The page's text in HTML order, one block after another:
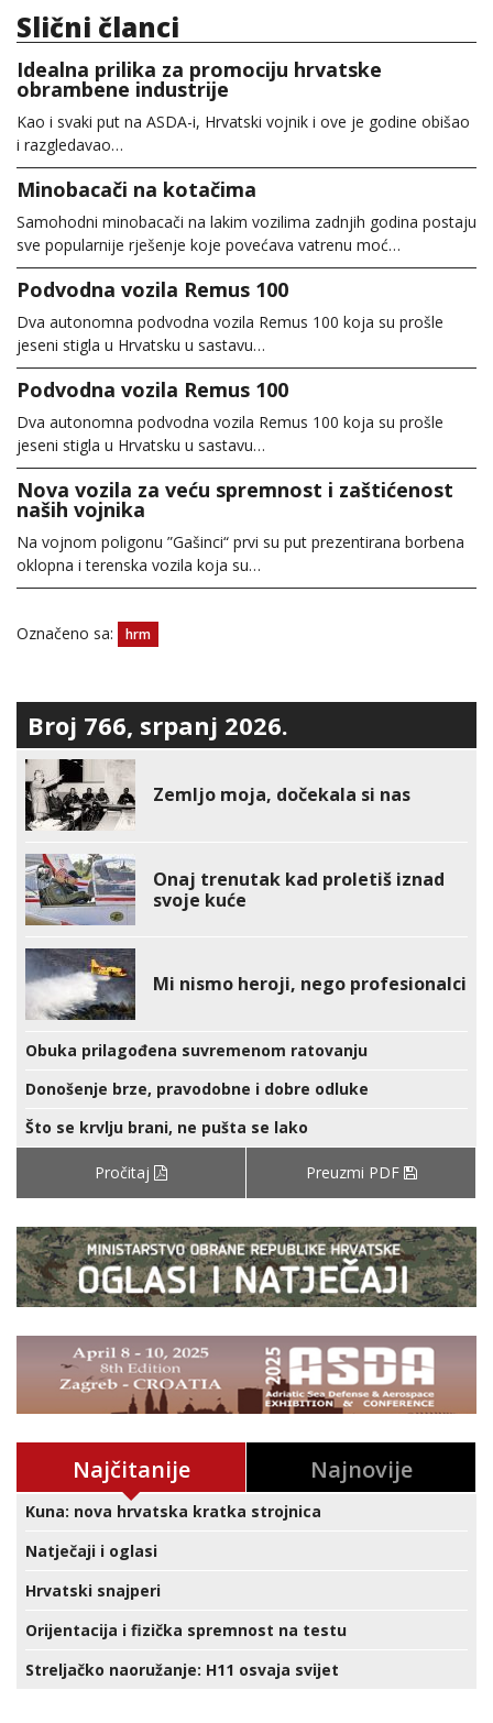
Slični članci
Idealna prilika za promociju hrvatske
obrambene industrije
Kao i svaki put na ASDA-i, Hrvatski vojnik i ove je godine obišao
i razgledavao…
Minobacači na kotačima
Samohodni minobacači na lakim vozilima zadnjih godina postaju
sve popularnije rješenje koje povećava vatrenu moć…
Podvodna vozila Remus 100
Dva autonomna podvodna vozila Remus 100 koja su prošle
jeseni stigla u Hrvatsku u sastavu…
Podvodna vozila Remus 100
Dva autonomna podvodna vozila Remus 100 koja su prošle
jeseni stigla u Hrvatsku u sastavu…
Nova vozila za veću spremnost i zaštićenost
naših vojnika
Na vojnom poligonu ”Gašinci“ prvi su put prezentirana borbena
oklopna i terenska vozila koja su…
Označeno sa: hrm
Broj 766, srpanj 2026.
Zemljo moja, dočekala si nas
Onaj trenutak kad proletiš iznad
svoje kuće
Mi nismo heroji, nego profesionalci
Obuka prilagođena suvremenom ratovanju
Donošenje brze, pravodobne i dobre odluke
Što se krvlju brani, ne pušta se lako
Pročitaj Preuzmi PDF
Najčitanije Najnovije
Kuna: nova hrvatska kratka strojnica
Natječaji i oglasi
Hrvatski snajperi
Orijentacija i fizička spremnost na testu
Streljačko naoružanje: H11 osvaja svijet